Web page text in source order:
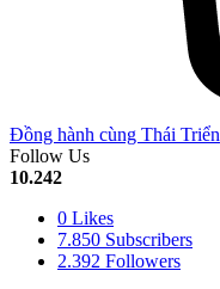
Đồng hành cùng Thái Triển
Follow Us
10.242
0 Likes
7.850 Subscribers
2.392 Followers